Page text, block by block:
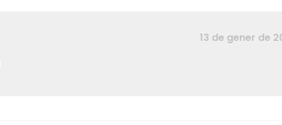
13 de gener de